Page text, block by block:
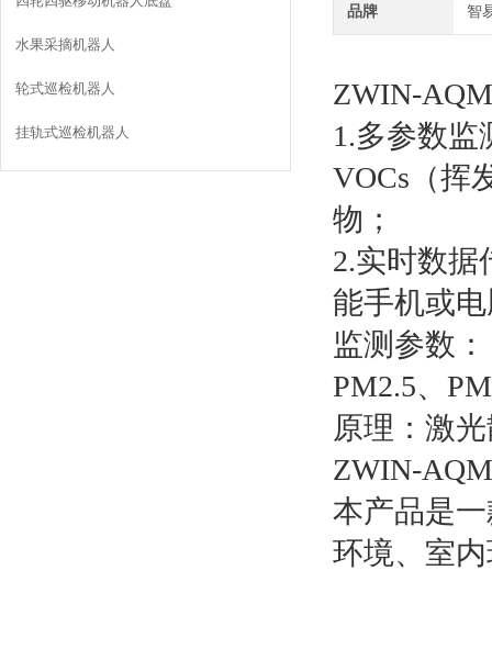
水果采摘机器人
轮式巡检机器人
挂轨式巡检机器人
品牌 智
ZWIN-
1.多参数监
VOCs（挥
物；
2.实时数据
能手机或
监测参数：
PM2.5、
原理：激
ZWIN-
本产品是
环境、室